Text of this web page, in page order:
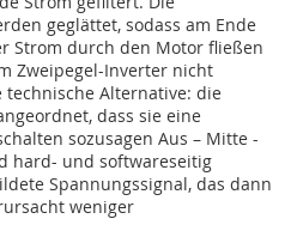
geglättet, sodass am Ende
Strom durch den Motor fließen
Zweipegel-Inverter nicht
Alternative: die
dass sie eine
sozusagen Aus – Mitte -
hard- und softwareseitig
Spannungssignal, das dann
weniger